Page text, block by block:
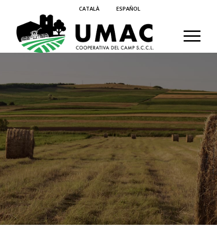
CATALÀ ESPAÑOL
Preparació
del sòl
Inici >Serveis > Preparació del sòl